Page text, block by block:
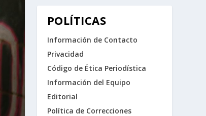
POLÍTICAS
Información de Contacto
Privacidad
Código de Ética Periodística
Información del Equipo
Editorial
Política de Correcciones